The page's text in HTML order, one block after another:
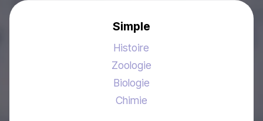
Simple
Histoire
Zoologie
Biologie
Chimie